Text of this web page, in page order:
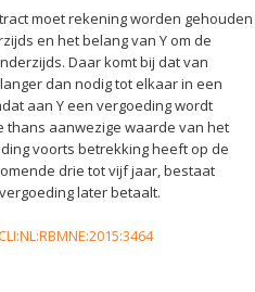
moet rekening worden gehouden
en het belang van Y om de
Daar komt bij dat van
dan nodig tot elkaar in een
aan Y een vergoeding wordt
thans aanwezige waarde van het
voorts betrekking heeft op de
drie tot vijf jaar, bestaat
later betaalt.